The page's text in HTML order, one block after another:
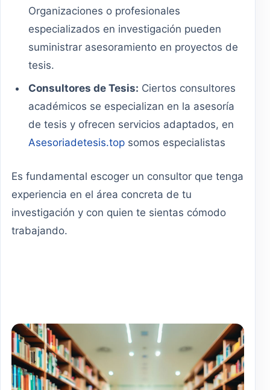
Organizaciones o profesionales
especializados en investigación pueden
suministrar asesoramiento en proyectos de
tesis.
Consultores de Tesis: Ciertos consultores
académicos se especializan en la asesoría
de tesis y ofrecen servicios adaptados, en
Asesoriadetesis.top somos especialistas
Es fundamental escoger un consultor que tenga
experiencia en el área concreta de tu
investigación y con quien te sientas cómodo
trabajando.